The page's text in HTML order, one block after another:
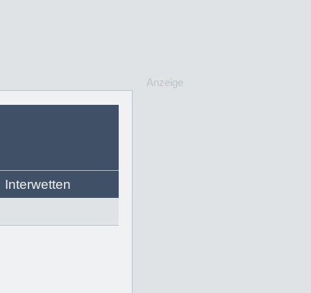
Interwetten
Anzeige